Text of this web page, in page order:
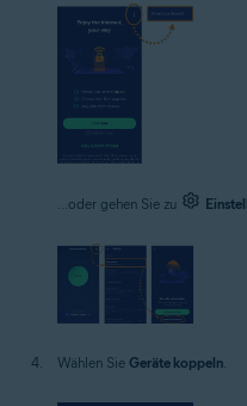
...oder gehen Sie zu
Wählen Sie Geräte koppeln